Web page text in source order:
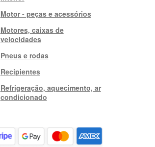
Motor - peças e acessórios
Motores, caixas de
velocidades
Pneus e rodas
Recipientes
Refrigeração, aquecimento, ar
condicionado